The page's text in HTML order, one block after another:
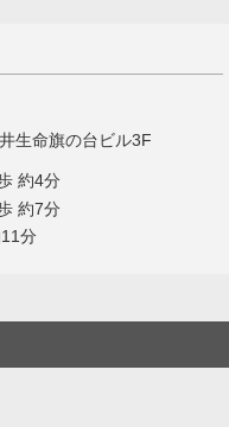
生命旗の台ビル3F
約4分
約7分
分